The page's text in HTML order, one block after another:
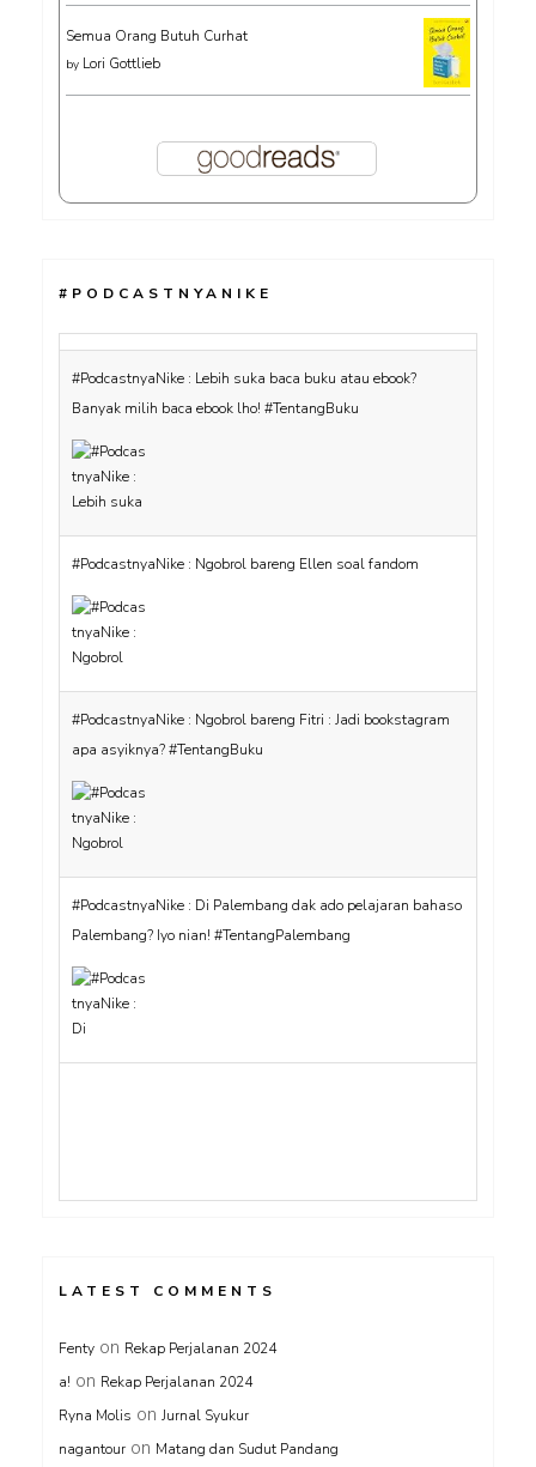
Semua Orang Butuh Curhat
by Lori Gottlieb
#PODCASTNYANIKE
Banyak milih baca ebook lho! #TentangBuku
apa asyiknya? #TentangBuku
Palembang? Iyo nian! #TentangPalembang
LATEST COMMENTS
Fenty on Rekap Perjalanan 2024
a! on Rekap Perjalanan 2024
Ryna Molis on Jurnal Syukur
nagantour on Matang dan Sudut Pandang